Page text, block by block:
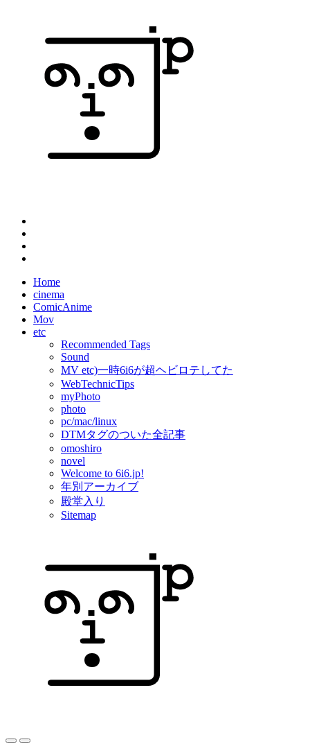
Home
cinema
ComicAnime
Mov
etc
Recommended Tags
Sound
MV etc)一時6i6が超ヘビロテしてた
WebTechnicTips
myPhoto
photo
pc/mac/linux
DTMタグのついた全記事
omoshiro
novel
Welcome to 6i6.jp!
年別アーカイブ
殿堂入り
Sitemap